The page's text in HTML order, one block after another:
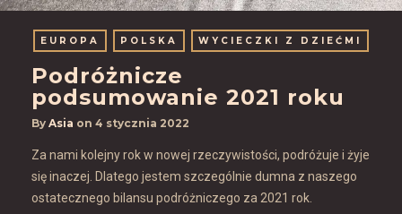
EUROPA POLSKA WYCIECZKI Z DZIEĆMI
Podróżnicze
podsumowanie 2021 roku
By Asia on 4 stycznia 2022
Za nami kolejny rok w nowej rzeczywistości, podróżuje i żyje
się inaczej. Dlatego jestem szczególnie dumna z naszego
ostatecznego bilansu podróżniczego za 2021 rok.